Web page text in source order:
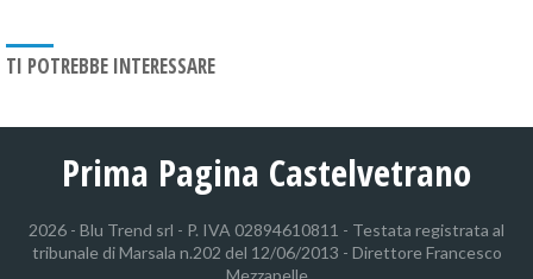
TI POTREBBE INTERESSARE
Prima Pagina Castelvetrano
2026 - Blu Trend srl - P. IVA 02894610811 - Testata registrata al
tribunale di Marsala n.202 del 12/06/2013 - Direttore Francesco